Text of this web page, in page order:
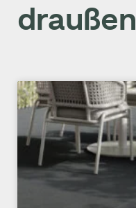
draußen